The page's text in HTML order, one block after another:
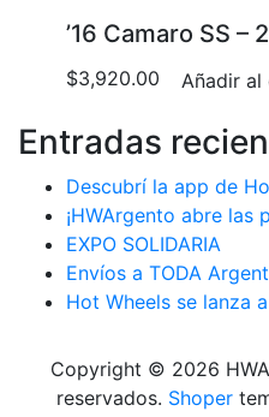
’16 Camaro SS –
$3,920.00 Añadir al
Entradas
Descubrí la app de
¡HWArgento abre las
EXPO SOLIDARIA
Envíos a TODA
Hot Wheels se lanza
Copyright © 2026
reservados. Shoper